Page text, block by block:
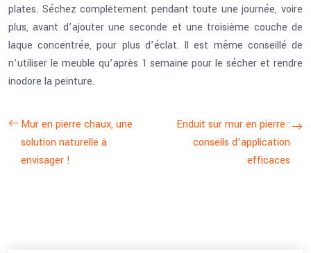
plates. Séchez complètement pendant toute une journée, voire
plus, avant d’ajouter une seconde et une troisième couche de
laque concentrée, pour plus d’éclat. Il est même conseillé de
n’utiliser le meuble qu’après 1 semaine pour le sécher et rendre
inodore la peinture.
Mur en pierre chaux, une
solution naturelle à
envisager !
Enduit sur mur en pierre :
conseils d’application
efficaces